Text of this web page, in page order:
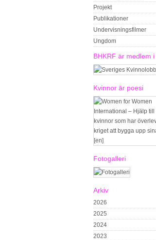
Projekt
Publikationer
Undervisningsfilmer
Ungdom
BHKRF är medlem i
Kvinnor är poesi
Fotogalleri
Arkiv
2026
2025
2024
2023